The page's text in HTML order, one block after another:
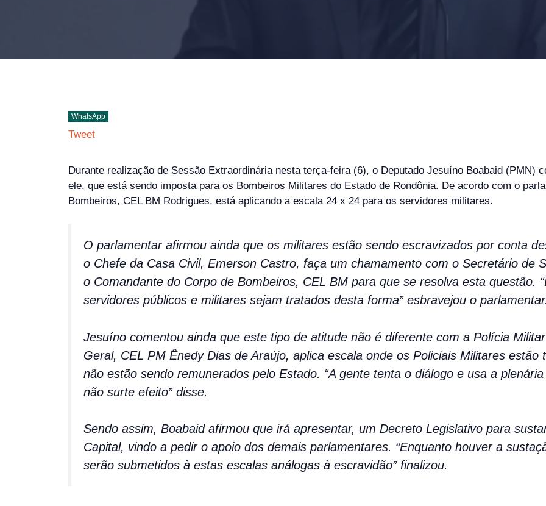
WhatsApp
Tweet
Durante realização de Sessão Extraordinária nesta terça-feira (6), o Deputado Jesuíno Boabaid (PMN)
ele, que está sendo imposta para os Bombeiros Militares do Estado de Rondônia. De acordo com o
Bombeiros, CEL BM Rodrigues, está aplicando a escala 24 x 24 para os servidores militares.
O parlamentar afirmou ainda que os militares estão sendo escravizados por conta
o Chefe da Casa Civil, Emerson Castro, faça um chamamento com o Secretário de
o Comandante do Corpo de Bombeiros, CEL BM para que se resolva esta questão.
servidores públicos e militares sejam tratados desta forma” esbravejou o
Jesuíno comentou ainda que este tipo de atitude não é diferente com a Polícia
Geral, CEL PM Ênedy Dias de Araújo, aplica escala onde os Policiais Militares
não estão sendo remunerados pelo Estado. “A gente tenta o diálogo e usa a
não surte efeito” disse.
Sendo assim, Boabaid afirmou que irá apresentar, um Decreto Legislativo para
Capital, vindo a pedir o apoio dos demais parlamentares. “Enquanto houver a
serão submetidos à estas escalas análogas à escravidão” finalizou.